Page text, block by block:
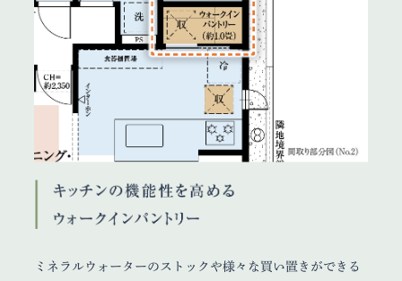
ミネラルウォーターのストックや様々な買い置きができる